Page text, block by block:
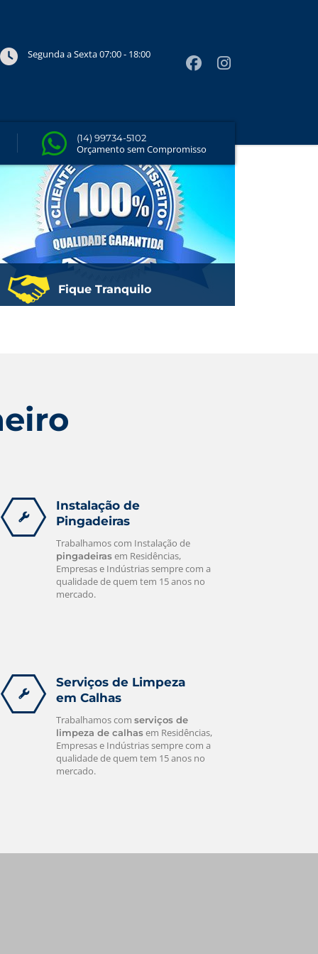
Segunda a Sexta 07:00 - 18:00
(14) 99734-5102
Orçamento sem Compromisso
Quero um Orçamento
Fique Tranquilo
Instalação de
Pingadeiras
Trabalhamos com Instalação de
pingadeirasem Residências,
Empresas e Indústrias sempre com a
qualidade de quem tem 15 anos no
mercado.
Serviços de Limpeza
em Calhas
Trabalhamos com serviços de
limpeza de calhasem Residências,
Empresas e Indústrias sempre com a
qualidade de quem tem 15 anos no
mercado.